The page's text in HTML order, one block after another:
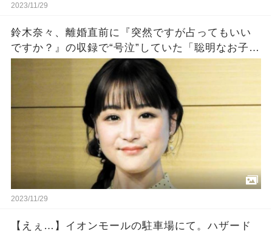
2023/11/29
鈴木奈々、離婚直前に『突然ですが占ってもいい
ですか？』の収録で“号泣”していた「聡明なお子さ
んを授かります」涙のウラにあった切実すぎる事
2023/11/29
【えぇ…】イオンモールの駐車場にて。ハザード